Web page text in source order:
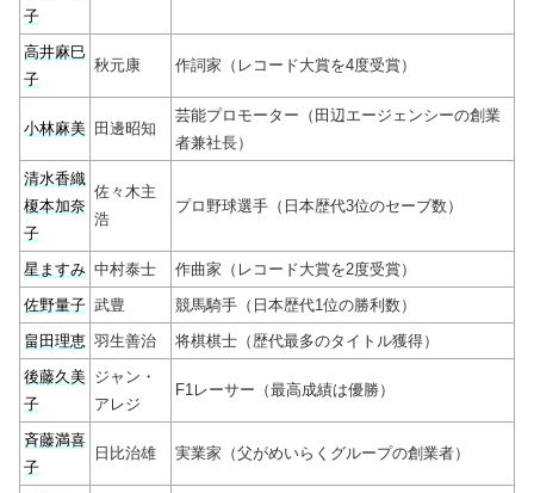
子
高井麻巳
子
秋元康 作詞家（レコード大賞を4度受賞）
小林麻美 田邊昭知
芸能プロモーター（田辺エージェンシーの創業
者兼社長）
清水香織
榎本加奈
子
佐々木主
浩
プロ野球選手（日本歴代3位のセーブ数）
星ますみ 中村泰士
作曲家（レコード大賞を2度受賞）
佐野量子 武豊
競馬騎手（日本歴代1位の勝利数）
畠田理恵 羽生善治
将棋棋士（歴代最多のタイトル獲得）
後藤久美
子
ジャン・
アレジ
F1レーサー（最高成績は優勝）
斉藤満喜
子
日比治雄 実業家（父がめいらくグループの創業者）